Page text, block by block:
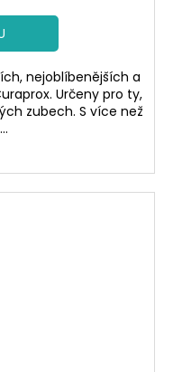
nejoblíbenějších a
Určeny pro ty,
zubech. S více než